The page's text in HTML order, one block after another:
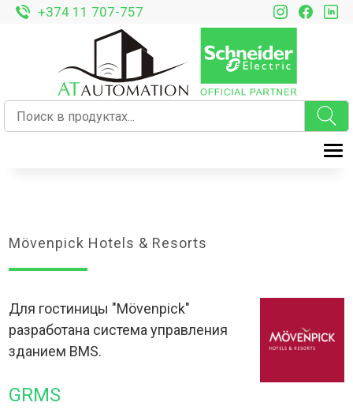
+374 11 707-757
Mövenpick Hotels & Resorts
Для гостиницы "Mövenpick"
разработана система управления
зданием BMS.
GRMS